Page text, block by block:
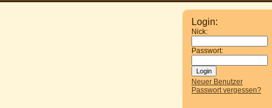
Login:
Nick:
Passwort:
Neuer Benutzer
Passwort vergessen?